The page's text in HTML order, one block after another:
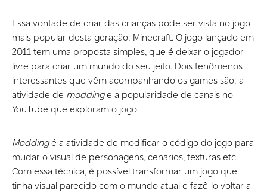
Essa vontade de criar das crianças pode ser vista no jogo
mais popular desta geração: Minecraft. O jogo lançado em
2011 tem uma proposta simples, que é deixar o jogador
livre para criar um mundo do seu jeito. Dois fenômenos
interessantes que vêm acompanhando os games são: a
atividade de moddinge a popularidade de canais no
YouTube que exploram o jogo.
Moddingé a atividade de modificar o código do jogo para
mudar o visual de personagens, cenários, texturas etc.
Com essa técnica, é possível transformar um jogo que
tinha visual parecido com o mundo atual e fazê-lo voltar a